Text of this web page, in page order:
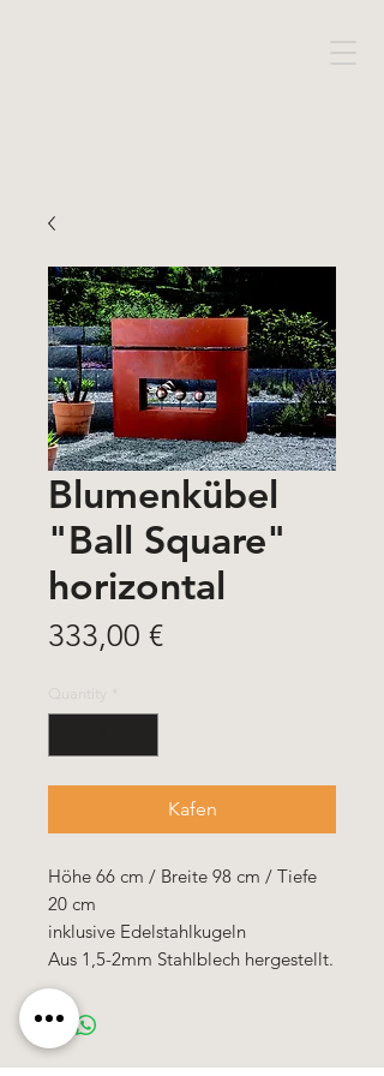
Blumenkübel
"Ball Square"
horizontal
333,00 €Price
Quantity
Kafen
Höhe 66 cm / Breite 98 cm / Tiefe
20 cm
inklusive Edelstahlkugeln
Aus 1,5-2mm Stahlblech hergestellt.